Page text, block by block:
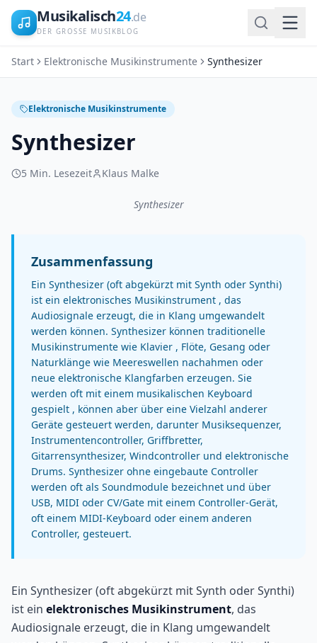
Musikalisch24.de
DER GROSSE MUSIKBLOG
Start Elektronische Musikinstrumente Synthesizer
Elektronische Musikinstrumente
Synthesizer
5 Min. Lesezeit Klaus Malke
Synthesizer
Zusammenfassung
Ein Synthesizer (oft abgekürzt mit Synth oder Synthi)
ist ein elektronisches Musikinstrument , das
Audiosignale erzeugt, die in Klang umgewandelt
werden können. Synthesizer können traditionelle
Musikinstrumente wie Klavier , Flöte, Gesang oder
Naturklänge wie Meereswellen nachahmen oder
neue elektronische Klangfarben erzeugen. Sie
werden oft mit einem musikalischen Keyboard
gespielt , können aber über eine Vielzahl anderer
Geräte gesteuert werden, darunter Musiksequenzer,
Instrumentencontroller, Griffbretter,
Gitarrensynthesizer, Windcontroller und elektronische
Drums. Synthesizer ohne eingebaute Controller
werden oft als Soundmodule bezeichnet und über
USB, MIDI oder CV/Gate mit einem Controller-Gerät,
oft einem MIDI-Keyboard oder einem anderen
Controller, gesteuert.
Ein Synthesizer (oft abgekürzt mit Synth oder Synthi)
ist ein elektronisches Musikinstrument, das
Audiosignale erzeugt, die in Klang umgewandelt